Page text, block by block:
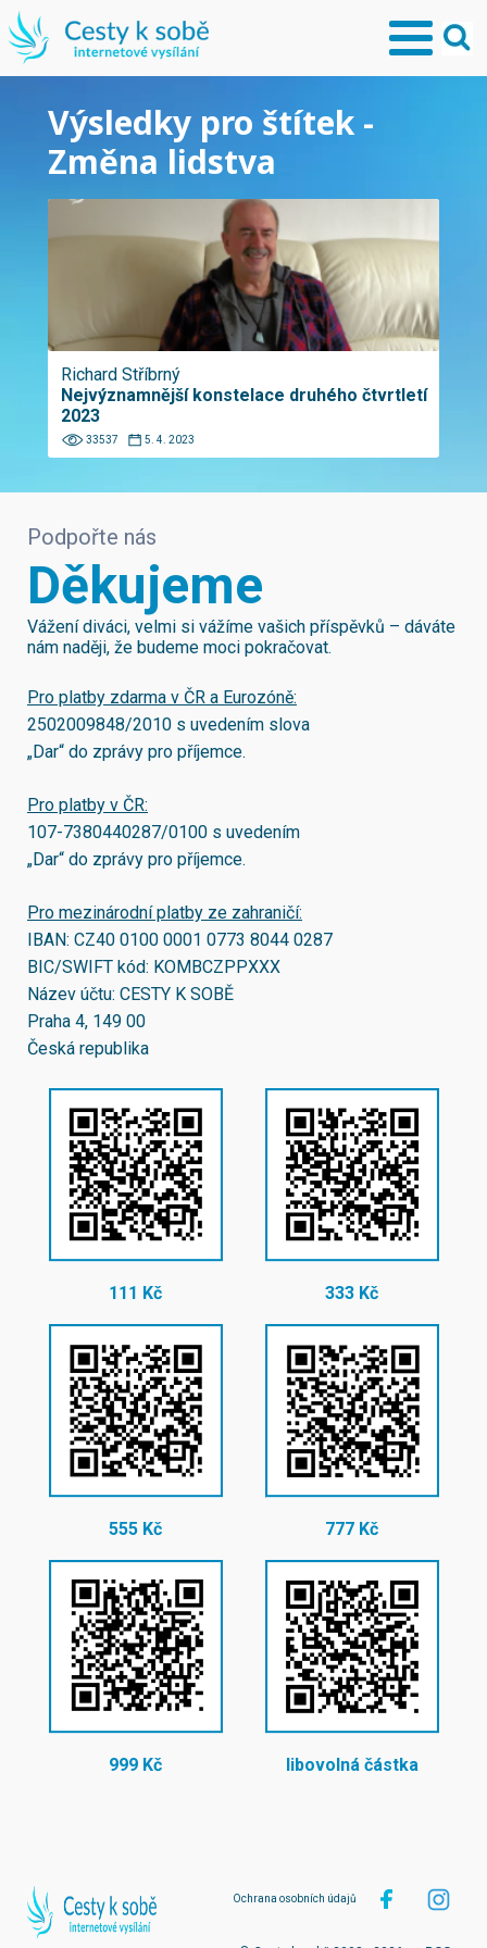
Výsledky pro štítek -
Změna lidstva
Richard Stříbrný
Nejvýznamnější konstelace druhého čtvrtletí
2023
33537 5. 4. 2023
Podpořte nás
Děkujeme
Vážení diváci, velmi si vážíme vašich příspěvků – dáváte
nám naději, že budeme moci pokračovat.
Pro platby zdarma v ČR a Eurozóně:
2502009848/2010 s uvedením slova
„Dar“ do zprávy pro příjemce.
Pro platby v ČR:
107-7380440287/0100 s uvedením
„Dar“ do zprávy pro příjemce.
Pro mezinárodní platby ze zahraničí:
IBAN: CZ40 0100 0001 0773 8044 0287
BIC/SWIFT kód: KOMBCZPPXXX
Název účtu: CESTY K SOBĚ
Praha 4, 149 00
Česká republika
111 Kč 333 Kč
555 Kč 777 Kč
999 Kč libovolná částka
Ochrana osobních údajů